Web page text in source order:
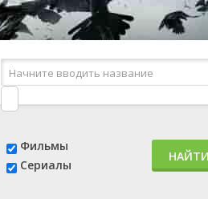
Фильмы
Сериалы
НАЙТИ